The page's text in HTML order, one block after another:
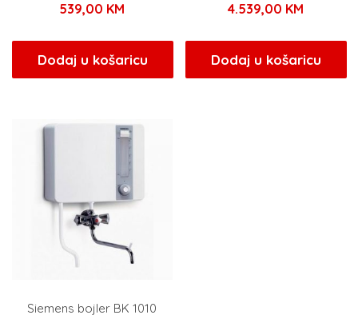
539,00 KM
Dodaj u košaricu
4.539,00 KM
Dodaj u košaricu
Siemens bojler BK 1010